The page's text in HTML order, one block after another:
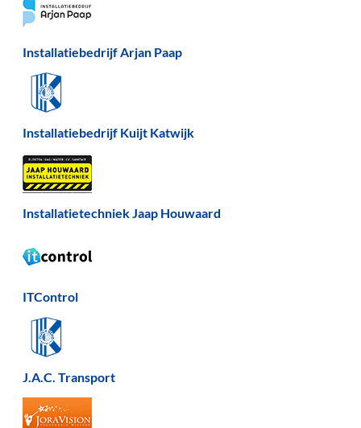
Installatiebedrijf Arjan Paap
Installatiebedrijf Kuijt Katwijk
Installatietechniek Jaap Houwaard
ITControl
J.A.C. Transport